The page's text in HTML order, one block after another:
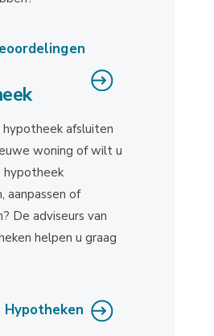
afsluiten
woning of wilt u
hypotheek
aanpassen of
De adviseurs van
helpen u graag
Hypotheken